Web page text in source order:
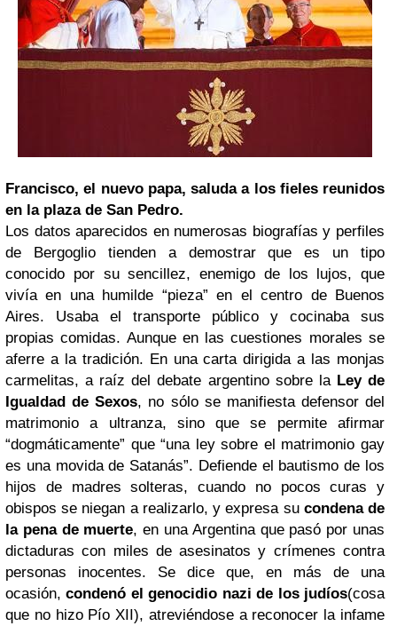
Francisco, el nuevo papa, saluda a los fieles reunidos
en la plaza de San Pedro.
Los datos aparecidos en numerosas biografías y perfiles
de Bergoglio tienden a demostrar que es un tipo
conocido por su sencillez, enemigo de los lujos, que
vivía en una humilde “pieza” en el centro de Buenos
Aires. Usaba el transporte público y cocinaba sus
propias comidas. Aunque en las cuestiones morales se
aferre a la tradición. En una carta dirigida a las monjas
carmelitas, a raíz del debate argentino sobre la Leyde
Igualdad de Sexos, no sólo se manifiesta defensor del
matrimonio a ultranza, sino que se permite afirmar
“dogmáticamente” que “una ley sobre el matrimonio gay
es una movida de Satanás”. Defiende el bautismo de los
hijos de madres solteras, cuando no pocos curas y
obispos se niegan a realizarlo, y expresa su condena de
la pena de muerte, en una Argentina que pasó por unas
dictaduras con miles de asesinatos y crímenes contra
personas inocentes. Se dice que, en más de una
ocasión,condenó el genocidio nazi de los judíos(cosa
que no hizo Pío XII), atreviéndose a reconocer la infame